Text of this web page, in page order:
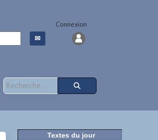
✉
Connexion
Rechercher
Textes du jour